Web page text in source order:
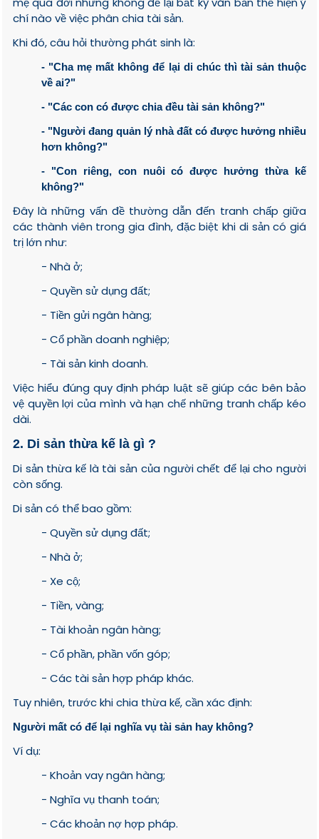
chí nào về việc phân chia tài sản.
Khi đó, câu hỏi thường phát sinh là:
- "Cha mẹ mất không để lại di chúc thì tài sản thuộc
về ai?"
- "Các con có được chia đều tài sản không?"
- "Người đang quản lý nhà đất có được hưởng nhiều
hơn không?"
- "Con riêng, con nuôi có được hưởng thừa kế
không?"
Đây là những vấn đề thường dẫn đến tranh chấp giữa
các thành viên trong gia đình, đặc biệt khi di sản có giá
trị lớn như:
- Nhà ở;
- Quyền sử dụng đất;
- Tiền gửi ngân hàng;
- Cổ phần doanh nghiệp;
- Tài sản kinh doanh.
Việc hiểu đúng quy định pháp luật sẽ giúp các bên bảo
vệ quyền lợi của mình và hạn chế những tranh chấp kéo
dài.
2. Di sản thừa kế là gì ?
Di sản thừa kế là tài sản của người chết để lại cho người
còn sống.
Di sản có thể bao gồm:
- Quyền sử dụng đất;
- Nhà ở;
- Xe cộ;
- Tiền, vàng;
- Tài khoản ngân hàng;
- Cổ phần, phần vốn góp;
- Các tài sản hợp pháp khác.
Tuy nhiên, trước khi chia thừa kế, cần xác định:
Người mất có để lại nghĩa vụ tài sản hay không?
Ví dụ:
- Khoản vay ngân hàng;
- Nghĩa vụ thanh toán;
- Các khoản nợ hợp pháp.